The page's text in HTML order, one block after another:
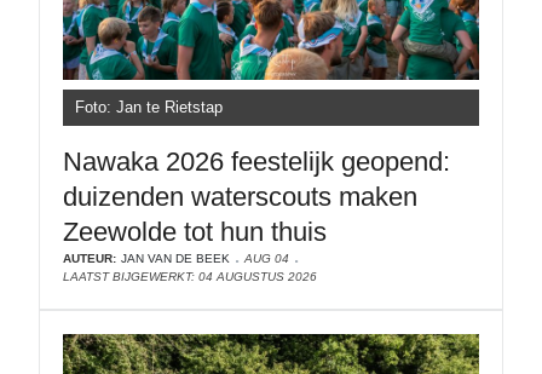
Foto: Jan te Rietstap
Nawaka 2026 feestelijk geopend:
duizenden waterscouts maken
Zeewolde tot hun thuis
AUTEUR: JAN VAN DE BEEK
AUG 04
LAATST BIJGEWERKT: 04 AUGUSTUS 2026